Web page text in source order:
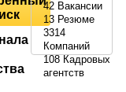
42 Вакансии
13 Резюме
3314
Компаний
108 Кадровых
агентств